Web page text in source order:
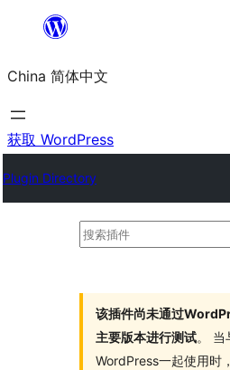
内
容
China 简体中文
获取 WordPress
Plugin Directory
搜
该插件尚未通过
主要版本进行测试。 当
WordPress一起使用时